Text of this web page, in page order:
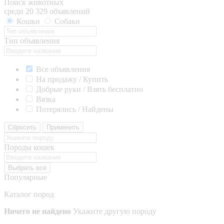
Поиск животных
среди 20 329 объявлений
Кошки
Собаки
Тип объявления
Все объявления
На продажу / Купить
Добрые руки / Взять бесплатно
Вязка
Потерялись / Найдены
Сбросить Применить
Породы кошек
Выбрать все
Популярные
Каталог пород
Ничего не найдено Укажите другую породу